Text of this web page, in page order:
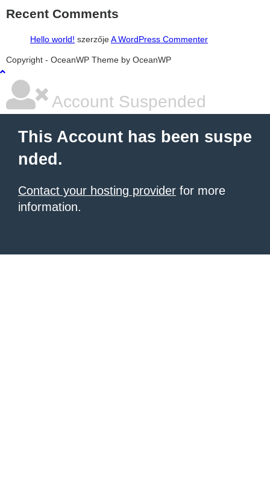
Recent Comments
Hello world! szerzőjeA WordPress Commenter
şans
casino
vidobet
|
vidobet
|
vidobet
güncel
giriş
vidobet
giriş
casinolevant
|
casinolevant
|
casinolevant
|
vidobet
giriş
şans
casino
casinolevant
giriş
casino
şans
şans
casino
giriş
casino
levant
casino
şans
casino
şans
boostaro
|
casinolevant
giriş
şans
casino
giriş
casinolevant
giriş
şanscasino
|
vidobet
|
vidobet
giriş
levant
casino
gorabet
|
galyabet
|
gorabet
|
gorabet
|
gorabet
|
vidobet
giriş
galyabet
|
gorabet
|
gorabet
|
nigeria
betting
sports
betting
Copyright - OceanWP Theme by OceanWP
Account Suspended
This Account has been suspe
nded.
Contact your hosting provider for more
information.